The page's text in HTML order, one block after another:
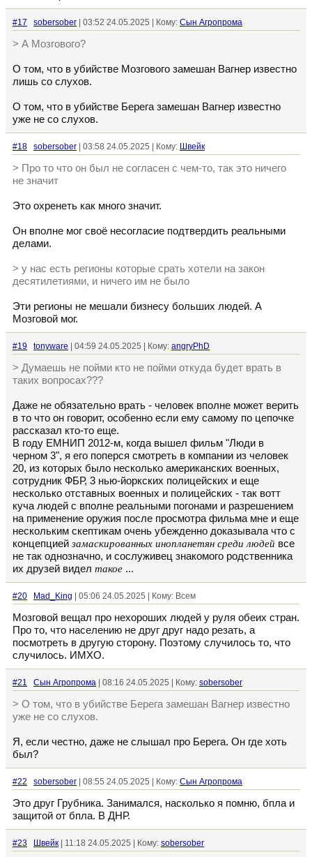
#17 sobersober | 03:52 24.05.2025 | Кому: Сын Агропрома
> А Мозгового?
О том, что в убийстве Мозгового замешан Вагнер известно
лишь со слухов.
О том, что в убийстве Берега замешан Вагнер известно
уже не со слухов.
#18 sobersober | 03:58 24.05.2025 | Кому: Швейк
> Про то что он был не согласен с чем-то, так это ничего
не значит
Это охренеть как много значит.
Он вполне мог своё несогласие подтвердить реальными
делами.
> у нас есть регионы которые срать хотели на закон
десятилетиями, и ничего им не было
Эти регионы не мешали бизнесу больших людей. А
Мозговой мог.
#19 tonyware | 04:59 24.05.2025 | Кому: angryPhD
> Думаешь не пойми кто не пойми откуда будет врать в
таких вопросах???
Даже не обязательно врать - человек вполне может верить
в то что он говорит, особенно если ему самому по цепочке
рассказал кто-то еще.
В году ЕМНИП 2012-м, когда вышел фильм "Люди в
черном 3", я его поперся смотреть в компании из человек
20, из которых было несколько американских военных,
сотрудник ФБР, 3 нью-йоркских полицейских и еще
несколько отставных военных и полицейских - так вотт
куча людей с вполне реальными погонами и разрешением
на применение оружия после просмотра фильма мне и еще
нескольким скептикам очень убежденно доказывала что с
концепцией замаскированных инопланетян среди людей все
не так однозначно, и сослуживец знакомого родственника
их друзей видел такое ...
#20 Mad_King | 05:06 24.05.2025 | Кому: Всем
Мозговой вещал про нехороших людей у руля обеих стран.
Про то, что населению не друг друг надо резать, а
посмотреть в другую сторону. Поэтому случилось то, что
случилось. ИМХО.
#21 Сын Агропрома | 08:16 24.05.2025 | Кому: sobersober
> О том, что в убийстве Берега замешан Вагнер известно
уже не со слухов.
Я, если честно, даже не слышал про Берега. Он где хоть
был?
#22 sobersober | 08:55 24.05.2025 | Кому: Сын Агропрома
Это друг Грубника. Занимался, насколько я помню, бпла и
защитой от бпла. В ДНР.
#23 Швейк | 11:18 24.05.2025 | Кому: sobersober